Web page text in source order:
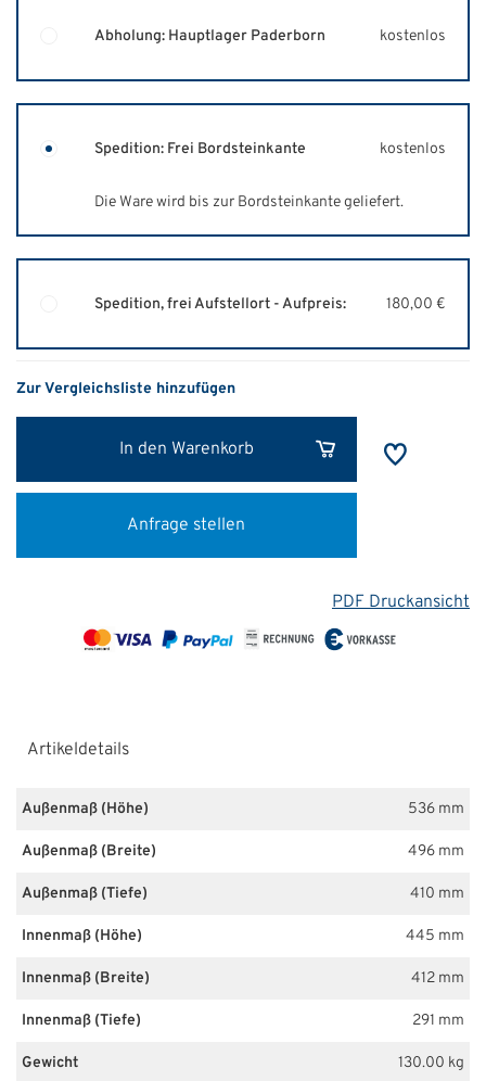
Abholung: Hauptlager Paderborn kostenlos
Spedition: Frei Bordsteinkante kostenlos
Die Ware wird bis zur Bordsteinkante geliefert.
Spedition, frei Aufstellort - Aufpreis: 180,00 €
Zur Vergleichsliste hinzufügen
In den Warenkorb
Anfrage stellen
PDF Druckansicht
Artikeldetails
Außenmaß (Höhe) 536 mm
Außenmaß (Breite) 496 mm
Außenmaß (Tiefe) 410 mm
Innenmaß (Höhe) 445 mm
Innenmaß (Breite) 412 mm
Innenmaß (Tiefe) 291 mm
Gewicht 130.00 kg